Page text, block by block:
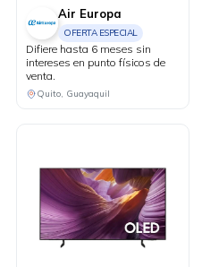
Air Europa
OFERTA ESPECIAL
Difiere hasta 6 meses sin
intereses en punto físicos de
venta.
Quito, Guayaquil